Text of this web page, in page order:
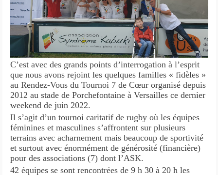
C’est avec des grands points d’interrogation à l’esprit
que nous avons rejoint les quelques familles « fidèles »
au Rendez-Vous du Tournoi 7 de Cœur organisé depuis
2012 au stade de Porchefontaine à Versailles ce dernier
weekend de juin 2022.
Il s’agit d’un tournoi caritatif de rugby où les équipes
féminines et masculines s’affrontent sur plusieurs
terrains avec acharnement mais beaucoup de sportivité
et surtout avec énormément de générosité (financière)
pour des associations (7) dont l’ASK.
42 équipes se sont rencontrées de 9 h 30 à 20 h les